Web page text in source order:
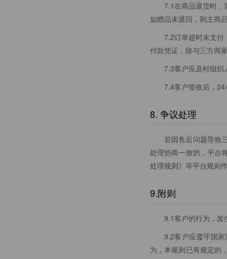
7.1在商品退货时，
如赠品未退回，则主商
7.2订单超时未支付
付款凭证，除与三方商
7.3客户应及时组织
7.4客户签收后，
8. 争议处理
若因售后问题导致
处理协商一致的，平台
处理规则》等平台规则
9.附则
9.1客户的行为，发
9.2客户应遵守国
为，本规则已有规定的